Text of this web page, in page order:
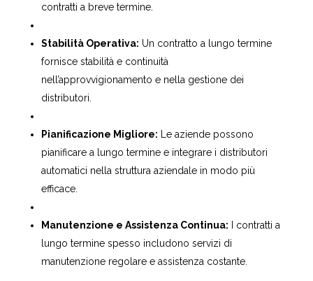
contratti a breve termine.
Stabilità Operativa: Un contratto a lungo termine
fornisce stabilità e continuità
nell’approvvigionamento e nella gestione dei
distributori.
Pianificazione Migliore: Le aziende possono
pianificare a lungo termine e integrare i distributori
automatici nella struttura aziendale in modo più
efficace.
Manutenzione e Assistenza Continua: I contratti a
lungo termine spesso includono servizi di
manutenzione regolare e assistenza costante.